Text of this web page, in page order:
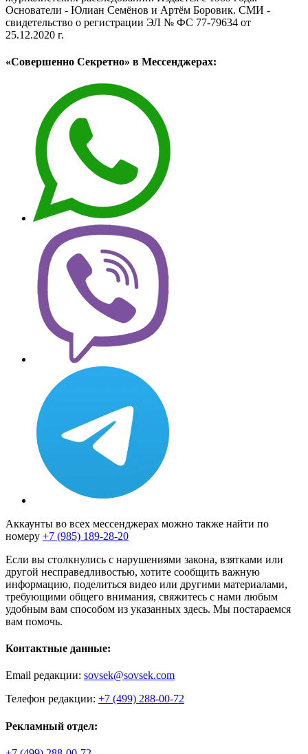
Основатели - Юлиан Семёнов и Артём Боровик. CМИ -
свидетельство о регистрации ЭЛ № ФС 77-79634 от
25.12.2020 г.
«Совершенно Секретно» в Мессенджерах:
Аккаунты во всех мессенджерах можно также найти по
номеру +7 (985) 189-28-20
Если вы столкнулись с нарушениями закона, взятками или
другой несправедливостью, хотите сообщить важную
информацию, поделиться видео или другими материалами,
требующими общего внимания, свяжитесь с нами любым
удобным вам способом из указанных здесь. Мы постараемся
вам помочь.
Контактные данные:
Email редакции: sovsek@sovsek.com
Телефон редакции: +7 (499) 288-00-72
Рекламный отдел: